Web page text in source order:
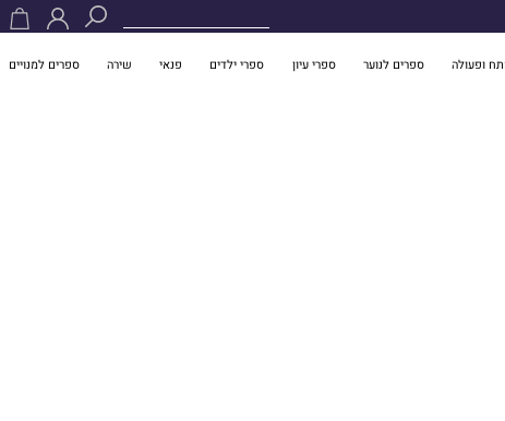
ופעולה ספרים לנוער ספרי עיון ספרי ילדים פנאי שירה ספרים למנויים